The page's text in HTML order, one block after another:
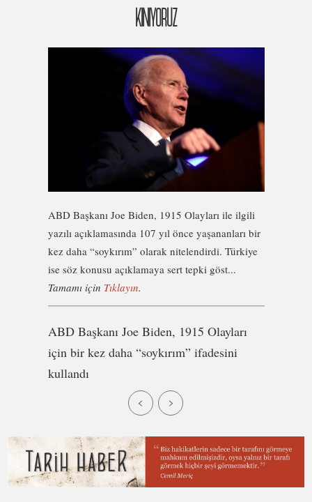
KINIYORUZ
ABD Başkanı Joe Biden, 1915 Olayları ile ilgili
yazılı açıklamasında 107 yıl önce yaşananları bir
kez daha “soykırım” olarak nitelendirdi. Türkiye
ise söz konusu açıklamaya sert tepki göst...
Tamamı için Tıklayın.
ABD Başkanı Joe Biden, 1915 Olayları
için bir kez daha “soykırım” ifadesini
kullandı